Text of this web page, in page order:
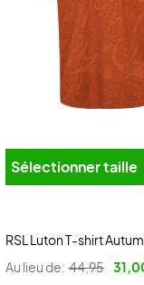
Sélectionner taille
RSL Luton T-shirt
Au lieu de: 44,95